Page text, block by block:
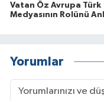
Vatan Öz Avrupa Türk
Medyasının Rolünü
Yorumlar